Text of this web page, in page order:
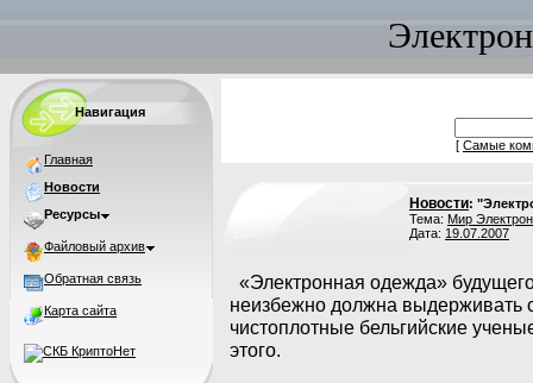
Навигация
Главная
Новости
Ресурсы
Файловый архив
Обратная связь
Карта сайта
[ Самые
Новости:
Тема: Мир
Дата: 19.07.2007
«Электронная одежда»
неизбежно должна выдерживать
чистоплотные бельгийские
этого.